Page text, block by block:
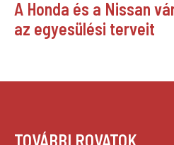
A Honda és a Nissan
az egyesülési terveit
TOVÁBBI ROVATOK